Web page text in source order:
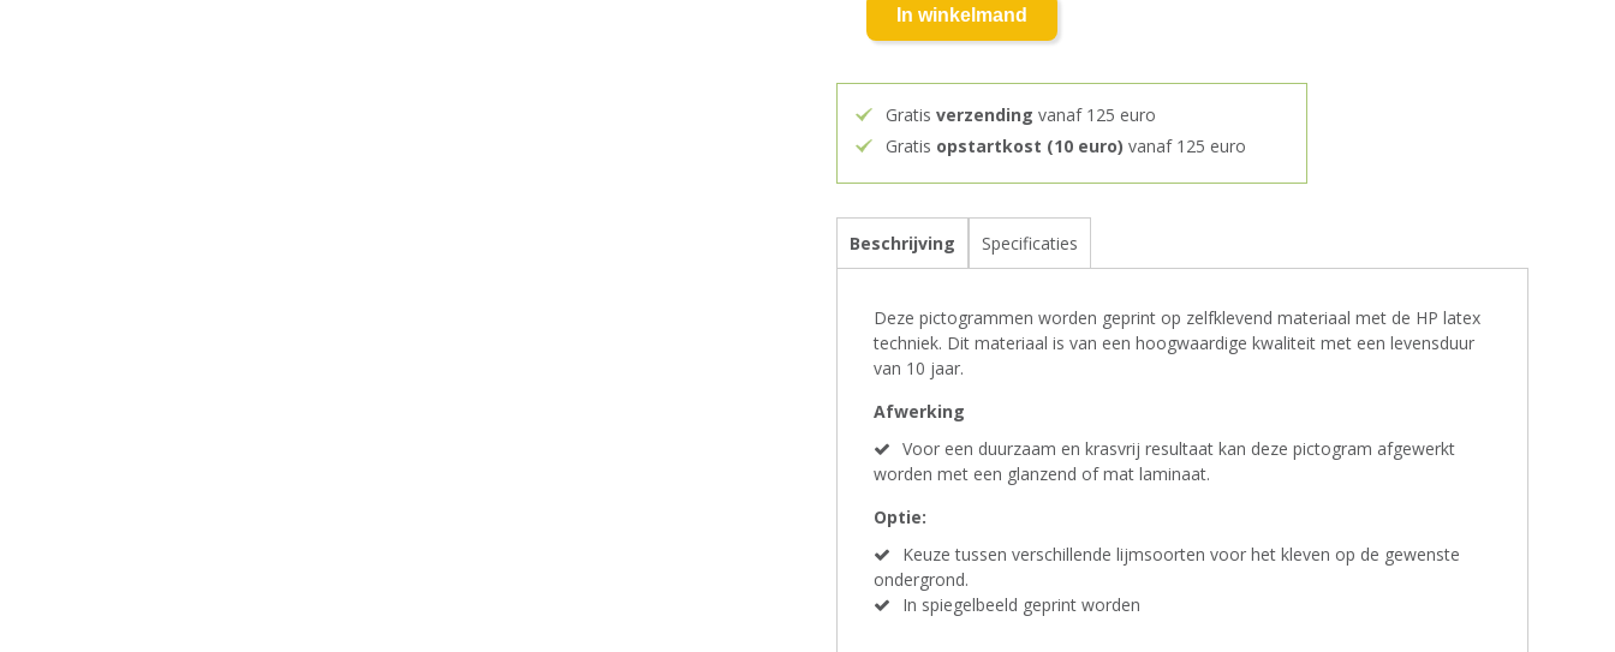
In winkelmand
Gratis verzending vanaf 125 euro
Gratis opstartkost (10 euro) vanaf 125 euro
Beschrijving Specificaties
Deze pictogrammen worden geprint op zelfklevend materiaal met de HP latex
techniek. Dit materiaal is van een hoogwaardige kwaliteit met een levensduur
van 10 jaar.
Afwerking
Voor een duurzaam en krasvrij resultaat kan deze pictogram afgewerkt
worden met een glanzend of mat laminaat.
Optie:
Keuze tussen verschillende lijmsoorten voor het kleven op de gewenste
ondergrond.
In spiegelbeeld geprint worden